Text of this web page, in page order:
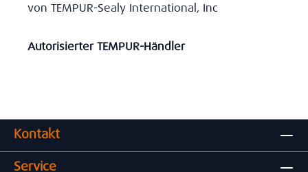
von TEMPUR-Sealy International, Inc
Autorisierter TEMPUR-Händler
Kontakt
Service